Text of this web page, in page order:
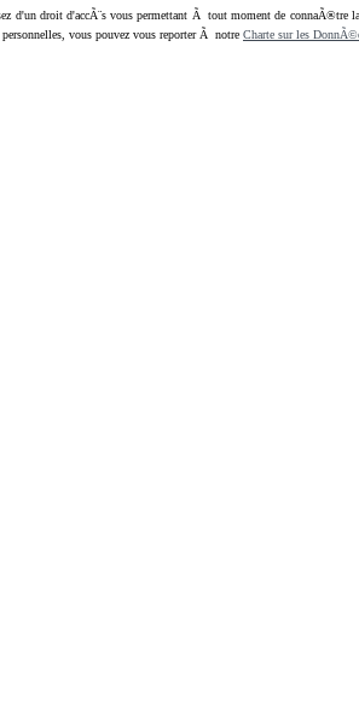
droit d'accÃ¨s vous permettant Ã tout moment de connaÃ®tre
vous pouvez vous reporter Ã notre Charte sur les